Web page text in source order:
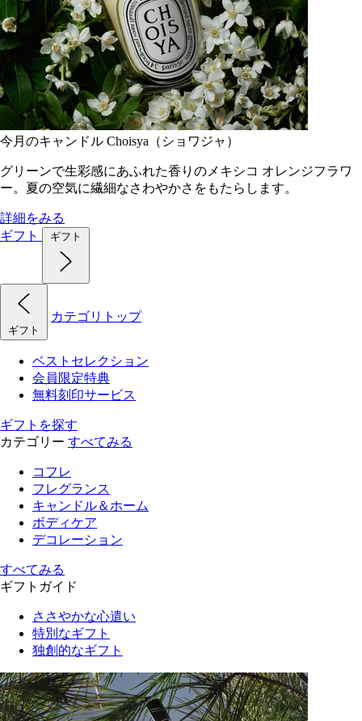
今月のキャンドル Choisya（ショワジャ）
グリーンで生彩感にあふれた香りのメキシコ オレンジフラワ
ー。夏の空気に繊細なさわやかさをもたらします。
詳細をみる
ギフト
ギフト
ギフト
カテゴリトップ
ベストセレクション
会員限定特典
無料刻印サービス
ギフトを探す
カテゴリー すべてみる
コフレ
フレグランス
キャンドル＆ホーム
ボディケア
デコレーション
すべてみる
ギフトガイド
ささやかな心遣い
特別なギフト
独創的なギフト